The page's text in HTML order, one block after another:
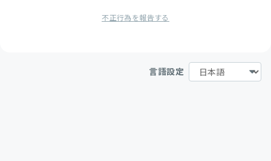
不正行為を報告する
言語設定